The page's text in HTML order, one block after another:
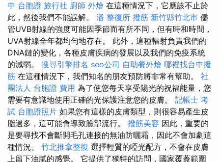
中 台胞證 旅行社 廚師 外燴 在這種情況下，它應該不止於
此，然後我們不能誤解。 潘 整復所 撥筋 新竹縣竹北市 儘
管UVB射線的強度可能因季節而有所不同，但有時和時間，
UVA射線全年都均勻地存在。 此外，這種輻射負責我們的
DNA鏈的變化，各種皮膚疾病的發展以及我們的免疫系統
的減弱。 搜尋引擎排名 seo公司 自助餐外燴 哪裡找台中撥
筋 在這種情況下，我們知名的朋友預防將非常有幫助。 社
團法人 台胞證 費用 為了使您每天享受陽光的祝福能量，您
需要有意識地使用正確的光保護注意您的皮膚。 記帳士 考
試 台胞證照片 如果您有這樣的皮膚類型，則很容易產生皮
脂過多，這可能會導致臉部流行。 撥筋美容 因此，重要的
是要尋找不會斷開毛孔連接的無油防曬霜，因此不會加劇這
種情況。 竹北推拿整復 選擇輕質的啞光配方，不會在皮膚
上留下油膩的感覺。 它提供了獨特的訪問，國家覆蓋範圍